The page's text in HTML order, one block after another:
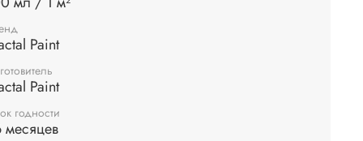
акриловая дисперсия, наполнитель,
добавки.
Paint
Paint
годности
месяцев